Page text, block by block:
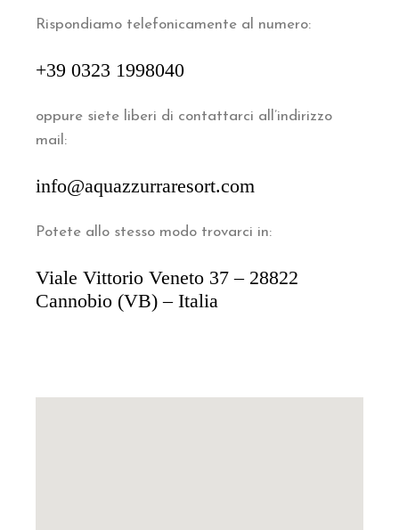
Rispondiamo telefonicamente al numero:
+39 0323 1998040
oppure siete liberi di contattarci all’indirizzo
mail:
info@aquazzurraresort.com
Potete allo stesso modo trovarci in:
Viale Vittorio Veneto 37 – 28822
Cannobio (VB) – Italia